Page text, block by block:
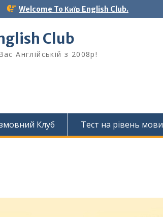
Welcome To Київ English Club.
Club
Англійській з 2008р!
Клуб Тест на рівень мови